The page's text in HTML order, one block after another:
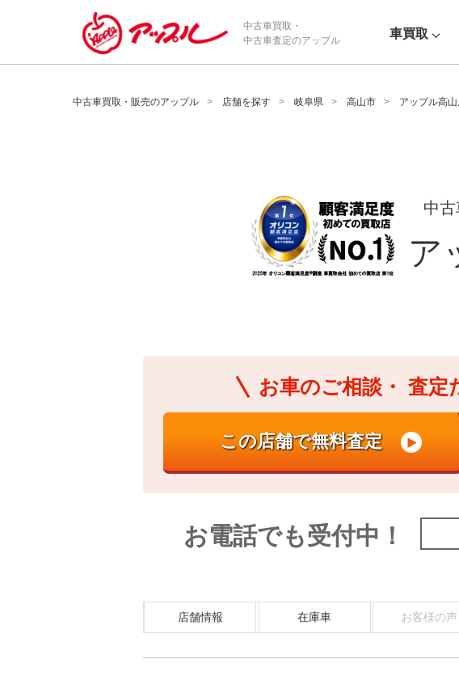
/*ABテスト_新規査定フォームの為のCVボタン*/
中古車買取・
中古車査定のアップル
車買取
中古車買取・販売のアップル 店舗を探す 岐阜県 高山市 アップル高
中
ア
お車のご相談・ 査定
お電話でも受付中！
店舗情報 在庫車 お客様の声